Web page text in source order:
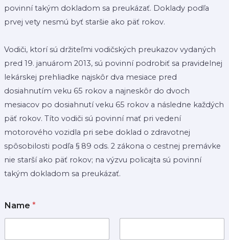
povinní takým dokladom sa preukázať. Doklady podľa
prvej vety nesmú byť staršie ako päť rokov.
Vodiči, ktorí sú držiteľmi vodičských preukazov vydaných
pred 19. januárom 2013, sú povinní podrobiť sa pravidelnej
lekárskej prehliadke najskôr dva mesiace pred
dosiahnutím veku 65 rokov a najneskôr do dvoch
mesiacov po dosiahnutí veku 65 rokov a následne každých
päť rokov. Títo vodiči sú povinní mať pri vedení
motorového vozidla pri sebe doklad o zdravotnej
spôsobilosti podľa § 89 ods. 2 zákona o cestnej premávke
nie starší ako päť rokov; na výzvu policajta sú povinní
takým dokladom sa preukázať.
Name *